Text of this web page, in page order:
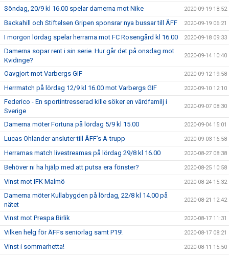
Söndag, 20/9 kl 16.00 spelar damerna mot Nike 2020-09-19 18:52
Backahill och Stiftelsen Gripen sponsrar nya bussar till ÄFF 2020-09-19 06:21
I morgon lördag spelar herrarna mot FC Rosengård kl 16.00 2020-09-18 09:33
Damerna sopar rent i sin serie. Hur går det på onsdag mot
Kvidinge?
2020-09-14 10:40
Oavgjort mot Varbergs GIF 2020-09-12 19:58
Herrmatch på lördag 12/9 kl 16.00 mot Varbergs GIF 2020-09-10 12:10
Federico - En sportintresserad kille söker en värdfamilj i
Sverige
2020-09-07 08:30
Damerna möter Fortuna på lördag 5/9 kl 15.00 2020-09-04 15:01
Lucas Ohlander ansluter till ÄFF’s A-trupp 2020-09-03 16:58
Herrarnas match livestreamas på lördag 29/8 kl 16.00 2020-08-27 08:38
Behöver ni ha hjälp med att putsa era fönster? 2020-08-25 10:58
Vinst mot IFK Malmö 2020-08-24 15:32
Damerna möter Kullabygden på lördag, 22/8 kl 14.00 på
nätet
2020-08-21 12:42
Vinst mot Prespa Birlik 2020-08-17 11:31
Vilken helg för ÄFFs seniorlag samt P19! 2020-08-17 08:21
Vinst i sommarhetta! 2020-08-11 15:50